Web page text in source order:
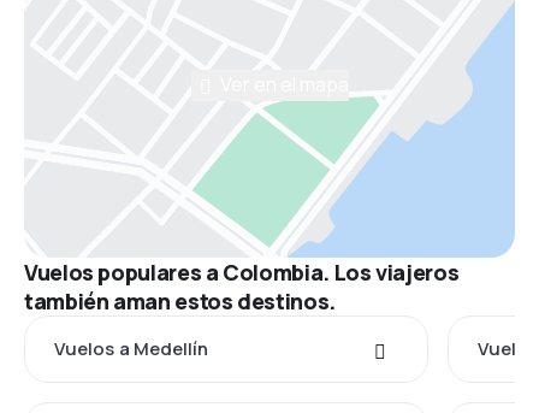
Vuelos populares a Colombia. Los viajeros
también aman estos destinos.
Vuelos a Medellín